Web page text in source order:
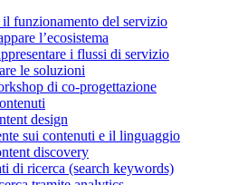
funzionamento del servizio
l’ecosistema
i flussi di servizio
le soluzioni
di co-progettazione
design
sui contenuti e il linguaggio
discovery
di ricerca (search keywords)